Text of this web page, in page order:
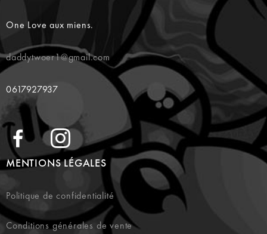
One Love aux miens.
daddytwoer1@gmail.com
0617927937
MENTIONS LÉGALES
Politique de confidentialité
Conditions générales de vente